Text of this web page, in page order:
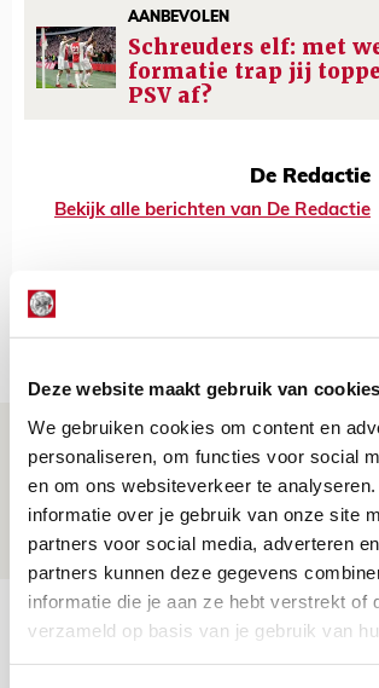
Deze website maakt gebruik van cookies
We gebruiken cookies om content en
personaliseren, om functies voor social
en om ons websiteverkeer te
informatie over je gebruik van onze site
partners voor social media, adverteren
partners kunnen deze gegevens
informatie die je aan ze hebt verstrekt of
verzameld op basis van je gebruik van
AANBEVOLEN
Schreuders elf: met
formatie trap jij
PSV af?
De Redactie
Bekijk alle berichten van De Redactie
Net binnen //
Drie dingen die je moet
Zwolle - Ajax
08 AUGUSTUS 2026 - 12:32
NIEUWS
Míchels elf: met welke